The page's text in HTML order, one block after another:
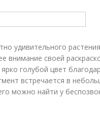
удивительного
внимание своей
голубой цвет
встречается в
можно найти у